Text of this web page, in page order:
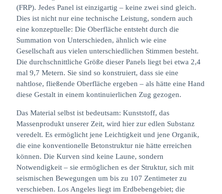
(FRP). Jedes Panel ist einzigartig – keine zwei sind gleich.
Dies ist nicht nur eine technische Leistung, sondern auch
eine konzeptuelle: Die Oberfläche entsteht durch die
Summation von Unterschieden, ähnlich wie eine
Gesellschaft aus vielen unterschiedlichen Stimmen besteht.
Die durchschnittliche Größe dieser Panels liegt bei etwa 2,4
mal 9,7 Metern. Sie sind so konstruiert, dass sie eine
nahtlose, fließende Oberfläche ergeben – als hätte eine Hand
diese Gestalt in einem kontinuierlichen Zug gezogen.
Das Material selbst ist bedeutsam: Kunststoff, das
Massenprodukt unserer Zeit, wird hier zur edlen Substanz
veredelt. Es ermöglicht jene Leichtigkeit und jene Organik,
die eine konventionelle Betonstruktur nie hätte erreichen
können. Die Kurven sind keine Laune, sondern
Notwendigkeit – sie ermöglichen es der Struktur, sich mit
seismischen Bewegungen um bis zu 107 Zentimeter zu
verschieben. Los Angeles liegt im Erdbebengebiet; die